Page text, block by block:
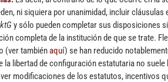
ni siquiera por unanimidad, incluir
y sólo pueden completar sus disposiciones
completa de la institución de que se trate.
(ver tambiénaquí) se han reducido
la libertad de configuración estatutaria no
modificaciones de los estatutos, incentivos